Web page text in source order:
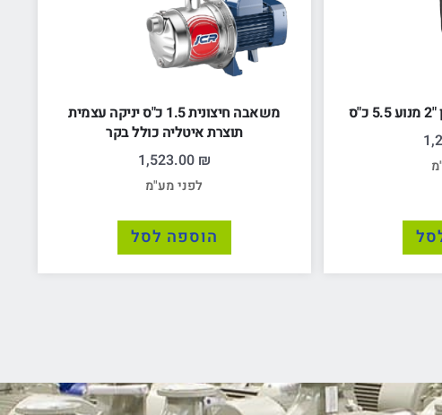
משאבה חיצונית 1.5 כ"ס יניקה עצמית
תוצרת איטליה כולל בקר
1,523.00 ₪
לפני מע"מ
הוספה לסל